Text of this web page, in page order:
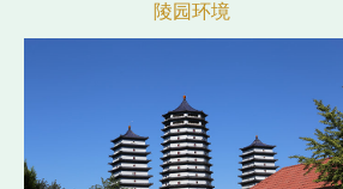
陵园环境